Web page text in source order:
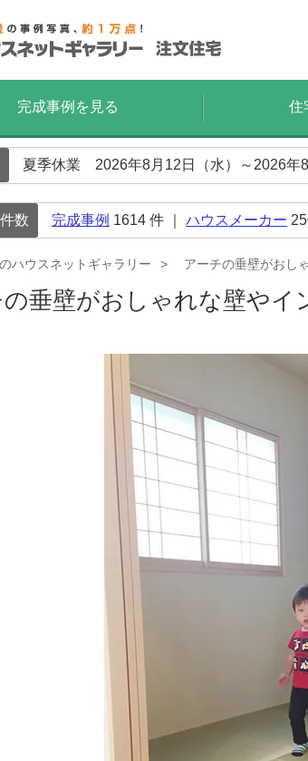
完成事例を見る 住
夏季休業 2026年8月12日（水）～2026年
数 完成事例 1614 件 ｜ ハウスメーカー 25
ハウスネットギャラリー アーチの垂壁がおし
垂壁がおしゃれな壁や